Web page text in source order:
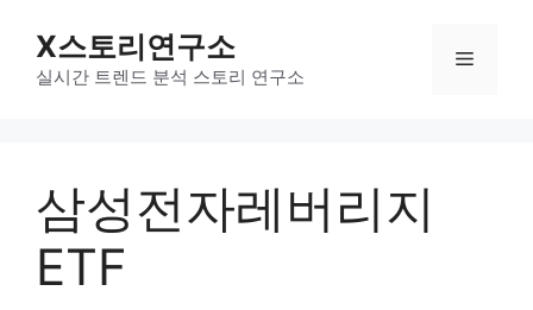
X스토리연구소
실시간 트렌드 분석 스토리 연구소
메
삼성전자레버리지
ETF